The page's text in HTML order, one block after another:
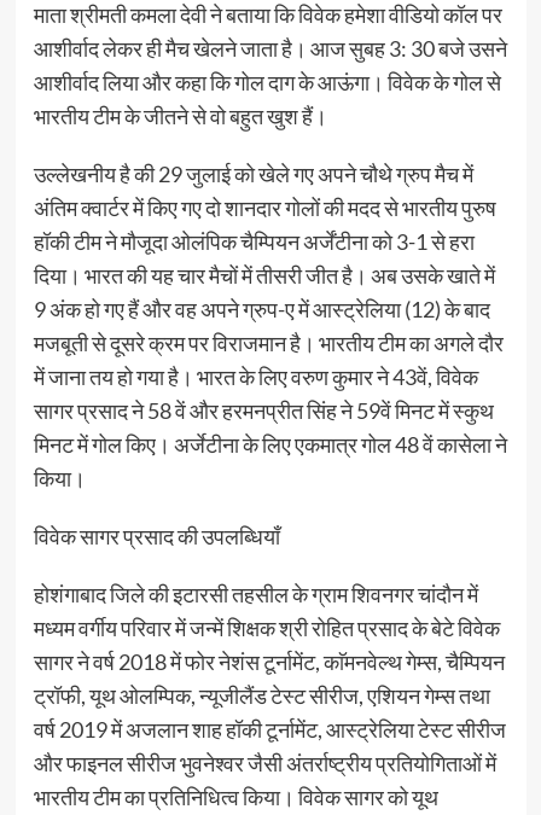
माता श्रीमती कमला देवी ने बताया कि विवेक हमेशा वीडियो कॉल पर
आशीर्वाद लेकर ही मैच खेलने जाता है। आज सुबह 3: 30 बजे उसने
आशीर्वाद लिया और कहा कि गोल दाग के आऊंगा। विवेक के गोल से
भारतीय टीम के जीतने से वो बहुत खुश हैं।
उल्लेखनीय है की 29 जुलाई को खेले गए अपने चौथे ग्रुप मैच में
अंतिम क्वार्टर में किए गए दो शानदार गोलों की मदद से भारतीय पुरुष
हॉकी टीम ने मौजूदा ओलंपिक चैम्पियन अर्जेंटीना को 3-1 से हरा
दिया। भारत की यह चार मैचों में तीसरी जीत है। अब उसके खाते में
9 अंक हो गए हैं और वह अपने ग्रुप-ए में आस्ट्रेलिया (12) के बाद
मजबूती से दूसरे क्रम पर विराजमान है। भारतीय टीम का अगले दौर
में जाना तय हो गया है। भारत के लिए वरुण कुमार ने 43वें, विवेक
सागर प्रसाद ने 58 वें और हरमनप्रीत सिंह ने 59वें मिनट में स्कुथ
मिनट में गोल किए। अर्जेटीना के लिए एकमात्र गोल 48 वें कासेला ने
किया।
विवेक सागर प्रसाद की उपलब्धियाँ
होशंगाबाद जिले की इटारसी तहसील के ग्राम शिवनगर चांदौन में
मध्यम वर्गीय परिवार में जन्में शिक्षक श्री रोहित प्रसाद के बेटे विवेक
सागर ने वर्ष 2018 में फोर नेशंस टूर्नामेंट, काॅमनवेल्थ गेम्स, चैम्पियन
ट्रॉफी, यूथ ओलम्पिक, न्यूजीलैंड टेस्ट सीरीज, एशियन गेम्स तथा
वर्ष 2019 में अजलान शाह हॉकी टूर्नामेंट, आस्ट्रेलिया टेस्ट सीरीज
और फाइनल सीरीज भुवनेश्वर जैसी अंतर्राष्ट्रीय प्रतियोगिताओं में
भारतीय टीम का प्रतिनिधित्व किया। विवेक सागर को यूथ